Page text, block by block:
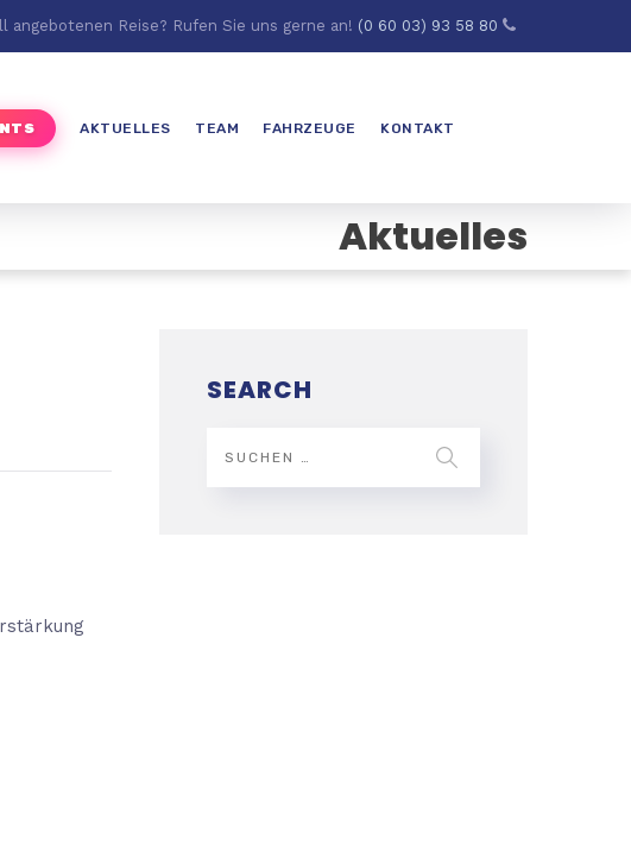
Reise? Rufen Sie uns gerne an! (0 60 03) 93 58 80
AKTUELLES TEAM FAHRZEUGE KONTAKT
Aktuelles
SEARCH